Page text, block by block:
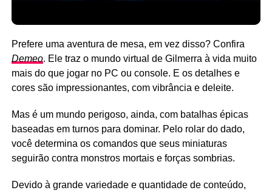
Prefere uma aventura de mesa, em vez disso? Confira
Demeo. Ele traz o mundo virtual de Gilmerra à vida muito
mais do que jogar no PC ou console. E os detalhes e
cores são impressionantes, com vibrância e deleite.
Mas é um mundo perigoso, ainda, com batalhas épicas
baseadas em turnos para dominar. Pelo rolar do dado,
você determina os comandos que seus miniaturas
seguirão contra monstros mortais e forças sombrias.
Devido à grande variedade e quantidade de conteúdo,